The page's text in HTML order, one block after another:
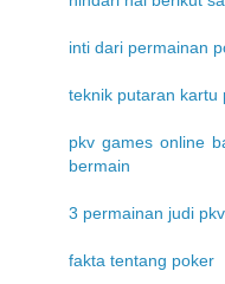
inti dari permainan
teknik putaran kartu
pkv games online
bermain
3 permainan judi
fakta tentang poker